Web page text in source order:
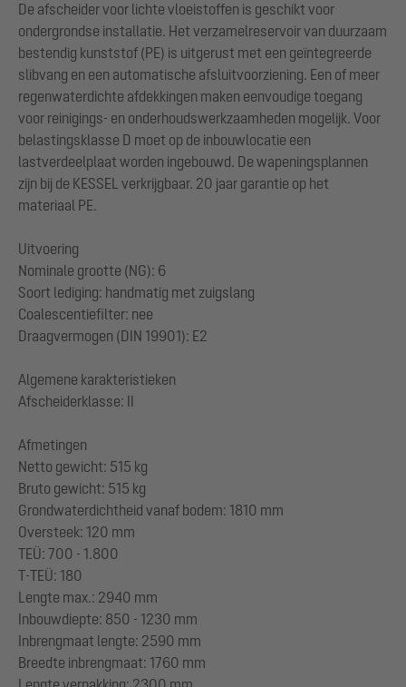
De afscheider voor lichte vloeistoffen is geschikt voor
ondergrondse installatie. Het verzamelreservoir van duurzaam
bestendig kunststof (PE) is uitgerust met een geïntegreerde
slibvang en een automatische afsluitvoorziening. Een of meer
regenwaterdichte afdekkingen maken eenvoudige toegang
voor reinigings- en onderhoudswerkzaamheden mogelijk. Voor
belastingsklasse D moet op de inbouwlocatie een
lastverdeelplaat worden ingebouwd. De wapeningsplannen
zijn bij de KESSEL verkrijgbaar. 20 jaar garantie op het
materiaal PE.
Uitvoering
Nominale grootte (NG): 6
Soort lediging: handmatig met zuigslang
Coalescentiefilter: nee
Draagvermogen (DIN 19901): E2
Algemene karakteristieken
Afscheiderklasse: II
Afmetingen
Netto gewicht: 515 kg
Bruto gewicht: 515 kg
Grondwaterdichtheid vanaf bodem: 1810 mm
Oversteek: 120 mm
TEÜ: 700 - 1.800
T-TEÜ: 180
Lengte max.: 2940 mm
Inbouwdiepte: 850 - 1230 mm
Inbrengmaat lengte: 2590 mm
Breedte inbrengmaat: 1760 mm